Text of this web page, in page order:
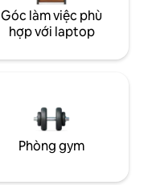
Góc làm việc phù
hợp với laptop
Phòng gym